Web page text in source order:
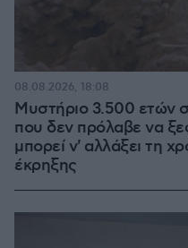
Μυστήριο 3.500 ετών
που δεν πρόλαβε να
μπορεί ν' αλλάξει τη
έκρηξης
08.08.2026, 18:08